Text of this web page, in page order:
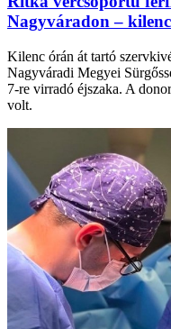
Nagyváradon –
Kilenc órán át tartó
Nagyváradi Megyei
7-re virradó éjszaka. A
volt.